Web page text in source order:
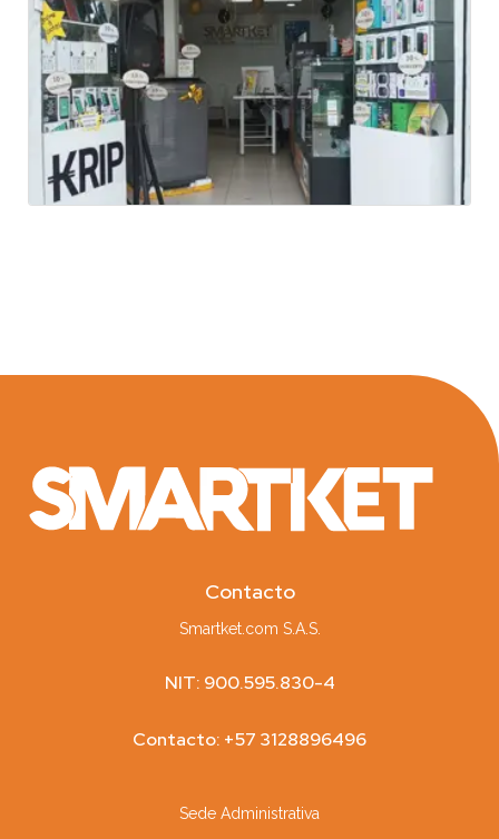
Contacto
Smartket.com S.A.S.
NIT: 900.595.830-4
Contacto: +57 3128896496
Sede Administrativa